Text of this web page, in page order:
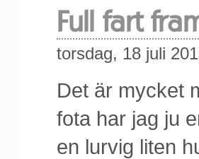
Full fart
torsdag, 18 juli
Det är mycket
fota har jag ju
en lurvig liten